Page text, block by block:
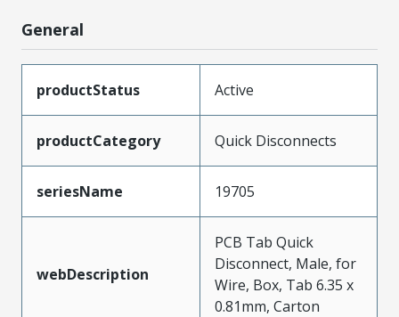
General
productStatus Active
productCategory Quick Disconnects
seriesName 19705
webDescription
PCB Tab Quick
Disconnect, Male, for
Wire, Box, Tab 6.35 x
0.81mm, Carton